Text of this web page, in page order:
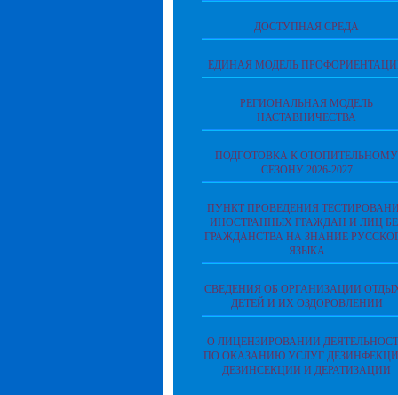
ДОСТУПНАЯ СРЕДА
ЕДИНАЯ МОДЕЛЬ
РЕГИОНАЛЬНАЯ МОДЕЛЬ
НАСТАВНИЧЕСТВА
ПОДГОТОВКА К ОТОПИТЕЛЬНОМУ
СЕЗОНУ 2026-2027
ПУНКТ ПРОВЕДЕНИЯ
ИНОСТРАННЫХ ГРАЖДАН И ЛИЦ
ГРАЖДАНСТВА НА ЗНАНИЕ
ЯЗЫКА
СВЕДЕНИЯ ОБ ОРГАНИЗАЦИИ
ДЕТЕЙ И ИХ ОЗДОРОВЛЕНИИ
О ЛИЦЕНЗИРОВАНИИ
ПО ОКАЗАНИЮ УСЛУГ
ДЕЗИНСЕКЦИИ И ДЕРАТИЗАЦИИ